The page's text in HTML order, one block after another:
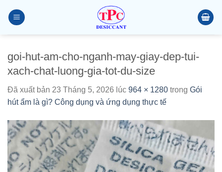
đến
goi-hut-am-cho-nganh-may-giay-dep-tui-
xach-chat-luong-gia-tot-du-size
Đã xuất bản 23 Tháng 5, 2026 lúc 964 × 1280 trong Gói
hút ẩm là gì? Công dụng và ứng dụng thực tế